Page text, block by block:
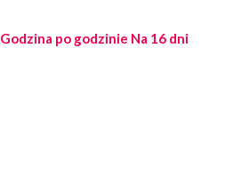
27 lipca 2026
PROSZOWICE. Po burzy uszkodzone
Godzina po godzinie Na 16 dni